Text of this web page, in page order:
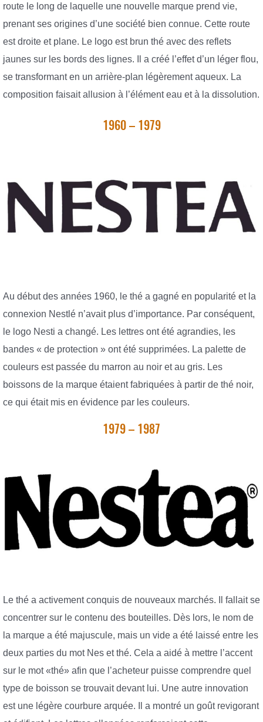
route le long de laquelle une nouvelle marque prend vie,
prenant ses origines d’une société bien connue. Cette route
est droite et plane. Le logo est brun thé avec des reflets
jaunes sur les bords des lignes. Il a créé l’effet d’un léger flou,
se transformant en un arrière-plan légèrement aqueux. La
composition faisait allusion à l’élément eau et à la dissolution.
1960 – 1979
Au début des années 1960, le thé a gagné en popularité et la
connexion Nestlé n’avait plus d’importance. Par conséquent,
le logo Nesti a changé. Les lettres ont été agrandies, les
bandes « de protection » ont été supprimées. La palette de
couleurs est passée du marron au noir et au gris. Les
boissons de la marque étaient fabriquées à partir de thé noir,
ce qui était mis en évidence par les couleurs.
1979 – 1987
Le thé a activement conquis de nouveaux marchés. Il fallait se
concentrer sur le contenu des bouteilles. Dès lors, le nom de
la marque a été majuscule, mais un vide a été laissé entre les
deux parties du mot Nes et thé. Cela a aidé à mettre l’accent
sur le mot «thé» afin que l’acheteur puisse comprendre quel
type de boisson se trouvait devant lui. Une autre innovation
est une légère courbure arquée. Il a montré un goût revigorant